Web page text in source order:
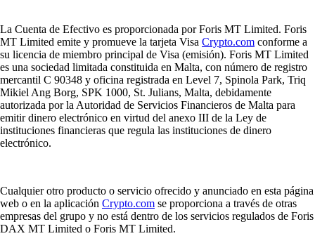
La Cuenta de Efectivo es proporcionada por Foris MT Limited. Foris
MT Limited emite y promueve la tarjeta Visa Crypto.com conforme a
su licencia de miembro principal de Visa (emisión). Foris MT Limited
es una sociedad limitada constituida en Malta, con número de registro
mercantil C 90348 y oficina registrada en Level 7, Spinola Park, Triq
Mikiel Ang Borg, SPK 1000, St. Julians, Malta, debidamente
autorizada por la Autoridad de Servicios Financieros de Malta para
emitir dinero electrónico en virtud del anexo III de la Ley de
instituciones financieras que regula las instituciones de dinero
electrónico.
Cualquier otro producto o servicio ofrecido y anunciado en esta página
web o en la aplicación Crypto.com se proporciona a través de otras
empresas del grupo y no está dentro de los servicios regulados de Foris
DAX MT Limited o Foris MT Limited.